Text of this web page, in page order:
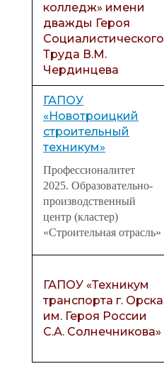
колледж» имени
дважды Героя
Социалистического
Труда В.М.
Чердинцева
ГАПОУ
«Новотроицкий
строительный
техникум»
Профессионалитет
2025. Образовательно-
производственный
центр (кластер)
«Строительная отрасль»
ГАПОУ «Техникум
транспорта г. Орска
им. Героя России
С.А. Солнечникова»